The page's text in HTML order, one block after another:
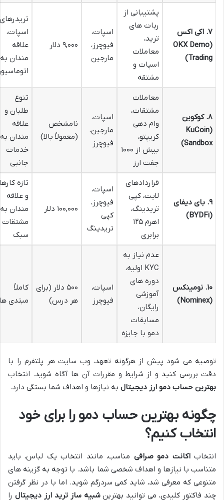
۷. اکی اکس
(OKX Demo
Trading)
پشتیبانی از
ربات های
ترید،
معاملات
اسپات و
مشتقه
اسپات،
فیوچرز،
مارجین
۹,۰۰۰ دلار
تریدرهای
اسپات،
علاقه
مندان به
۸. کوکوین
(KuCoin
Sandbox)
معاملات
مشتقات،
وام دهی
کریپتو،
بیش از ۱۰۰۰
جفت ارز
اسپات،
مارجین،
فیوچرز
نامشخص
(معمولاً بالا)
تنوع
طلبان و
علاقه
مندان به
خدمات
جانبی
۹. بای دیفای
(BYDFi)
قراردادهای
لایت، کپی
تریدینگ،
اهرم ۱۲۵
برابری
اسپات،
فیوچرز،
کپی
تریدینگ
۱۰۰,۰۰۰ دلار
تازه
و علاقه
مندان به
مشتقات
سبک
۱۰. نومینکس
(Nominex)
عدم نیاز به
KYC اولیه،
دوره های
آموزشی
رایگان،
مسابقات
دمو با جایزه
اسپات،
فیوچرز
۵۰۰ دلار (برای
هر درس)
کاملاً
مبتدی
توصیه می شود پیش از هرگونه تعهد، وب سایت هر پلتفرم را با
دقت بررسی کنید و از شرایط و مقررات آن ها آگاه شوید. انتخاب
بهترین حساب دمو ارز دیجیتال به نیازها و اهداف شما بستگی دارد.
چگونه بهترین حساب دمو را برای خود
انتخاب کنیم؟
انتخاباکانت دمو صرافی مناسب، مانند انتخاب یک لباس، باید
متناسب با نیازها و اهداف شخصی شما باشد. با توجه به گزینه های
متنوعی که معرفی شد، شاید کمی سردرگم شوید. اما با در نظر گرفتن
چند فاکتور کلیدی، می توانید بهترینشبیه ساز ترید ارز دیجیتال را